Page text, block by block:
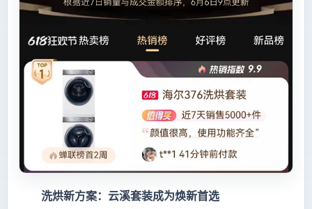
洗烘新方案：云溪套装成为焕新首选